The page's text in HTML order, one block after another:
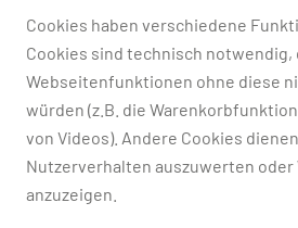
Cookies haben verschiedene
Cookies sind technisch notwendig,
Webseitenfunktionen ohne diese
würden (z.B. die
von Videos). Andere Cookies
Nutzerverhalten auszuwerten oder
anzuzeigen.